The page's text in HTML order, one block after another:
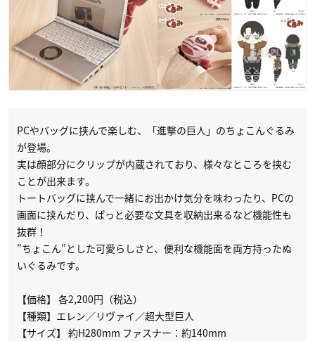
PCやバッグに挟んで楽しむ、「進撃の巨人」のちょこんぐるみ
が登場。
実は顔部分にクリップが内蔵されており、様々なところを挟む
ことが出来ます。
トートバッグに挟んで一緒にお出かけ気分を味わったり、PCの
画面に挟んだり、ぱっと必要な文具を収納出来るなど機能性も
抜群！
”ちょこん”とした可愛らしさと、便利な機能面を両方持ったぬ
いぐるみです。
【価格】 各2,200円（税込）
【種類】エレン／リヴァイ／超大型巨人
【サイズ】 約H280mm ファスナー：約140mm